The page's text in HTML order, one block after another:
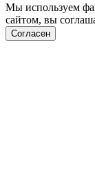
Мы используем
сайтом, вы
Согласен